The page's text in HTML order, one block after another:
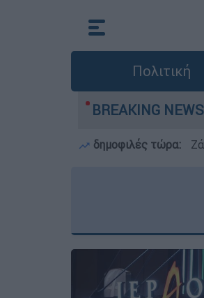
Πολιτική
BREAKING
- Κατηγορείται και για
δημοφιλές τώρα: